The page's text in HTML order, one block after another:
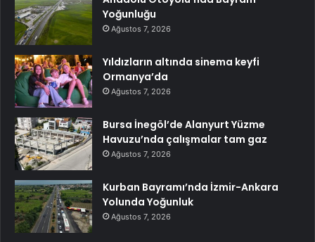
Yoğunluğu
Ağustos 7, 2026
Yıldızların altında sinema keyfi
Ormanya’da
Ağustos 7, 2026
Bursa İnegöl’de Alanyurt Yüzme
Havuzu’nda çalışmalar tam gaz
Ağustos 7, 2026
Kurban Bayramı’nda İzmir-Ankara
Yolunda Yoğunluk
Ağustos 7, 2026